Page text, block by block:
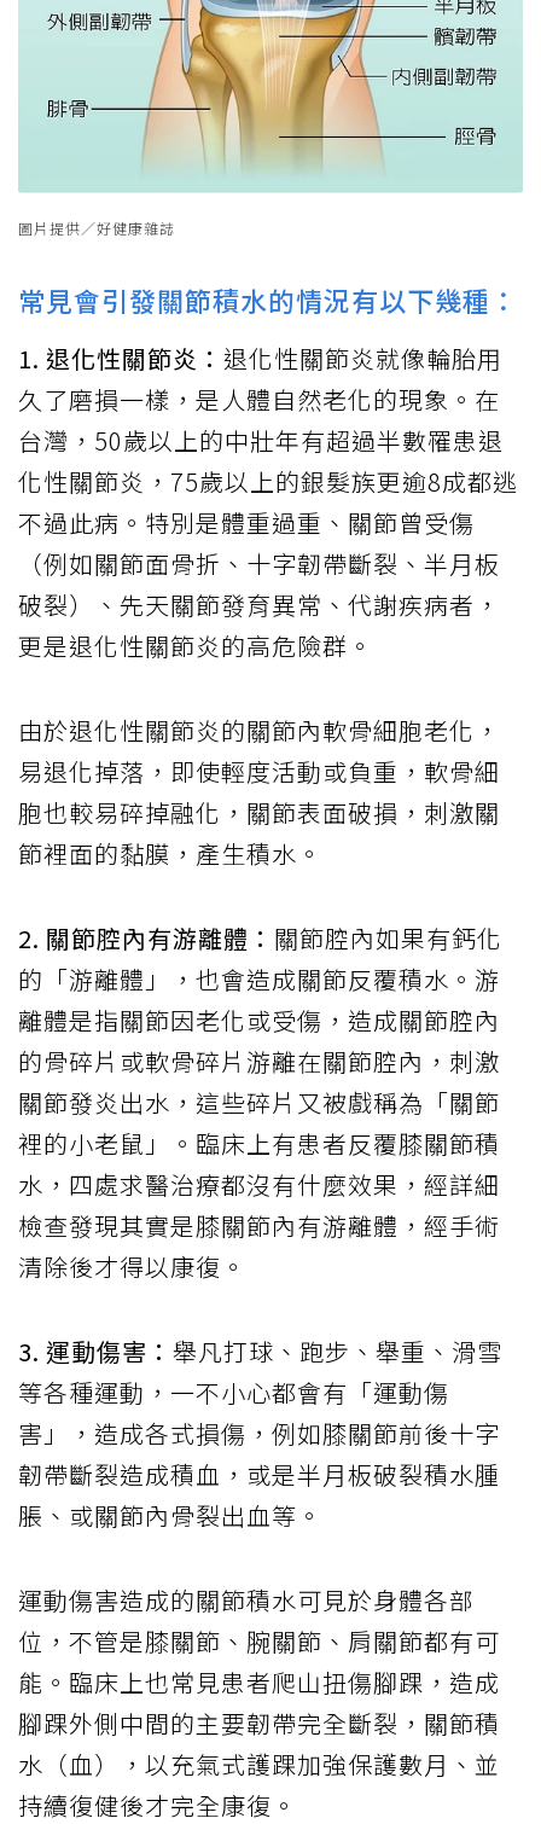
圖片提供／好健康雜誌
常見會引發關節積水的情況有以下幾種：
1. 退化性關節炎： 退化性關節炎就像輪胎用
久了磨損一樣，是人體自然老化的現象。在
台灣，50歲以上的中壯年有超過半數罹患退
化性關節炎，75歲以上的銀髮族更逾8成都逃
不過此病。特別是體重過重、關節曾受傷
（例如關節面骨折、十字韌帶斷裂、半月板
破裂）、先天關節發育異常、代謝疾病者，
更是退化性關節炎的高危險群。
由於退化性關節炎的關節內軟骨細胞老化，
易退化掉落，即使輕度活動或負重，軟骨細
胞也較易碎掉融化，關節表面破損，刺激關
節裡面的黏膜，產生積水。
2. 關節腔內有游離體： 關節腔內如果有鈣化
的「游離體」，也會造成關節反覆積水。游
離體是指關節因老化或受傷，造成關節腔內
的骨碎片或軟骨碎片游離在關節腔內，刺激
關節發炎出水，這些碎片又被戲稱為「關節
裡的小老鼠」。臨床上有患者反覆膝關節積
水，四處求醫治療都沒有什麼效果，經詳細
檢查發現其實是膝關節內有游離體，經手術
清除後才得以康復。
3. 運動傷害： 舉凡打球、跑步、舉重、滑雪
等各種運動，一不小心都會有「運動傷
害」，造成各式損傷，例如膝關節前後十字
韌帶斷裂造成積血，或是半月板破裂積水腫
脹、或關節內骨裂出血等。
運動傷害造成的關節積水可見於身體各部
位，不管是膝關節、腕關節、肩關節都有可
能。臨床上也常見患者爬山扭傷腳踝，造成
腳踝外側中間的主要韌帶完全斷裂，關節積
水（血），以充氣式護踝加強保護數月、並
持續復健後才完全康復。